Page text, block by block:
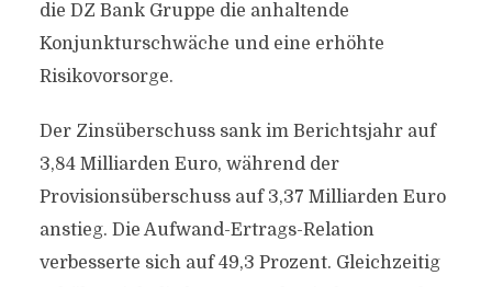
die DZ Bank Gruppe die anhaltende
Konjunkturschwäche und eine erhöhte
Risikovorsorge.
Der Zinsüberschuss sank im Berichtsjahr auf
3,84 Milliarden Euro, während der
Provisionsüberschuss auf 3,37 Milliarden Euro
anstieg. Die Aufwand-Ertrags-Relation
verbesserte sich auf 49,3 Prozent. Gleichzeitig